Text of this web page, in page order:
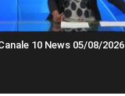
10 News 05/08/2026